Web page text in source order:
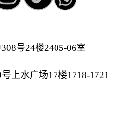
号24楼2405-06室
上水广场17楼1718-1721